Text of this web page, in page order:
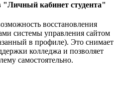
"Личный кабинет студента"
восстановления
системы управления сайтом
в профиле). Это снимает
колледжа и позволяет
самостоятельно.